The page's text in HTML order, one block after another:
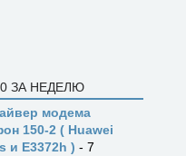
ЗА НЕДЕЛЮ
модема
150-2 ( Huawei
и E3372h ) - 7